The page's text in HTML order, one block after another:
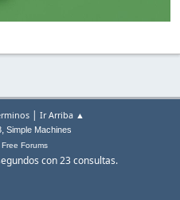
| Ir Arriba ▲
, Simple Machines
Free Forums
con 23 consultas.